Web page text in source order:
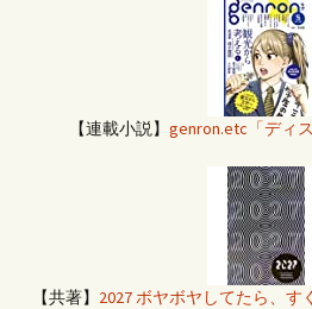
【連載小説】 genron.etc「ディ
【共著】 2027 ボヤボヤしてたら、す